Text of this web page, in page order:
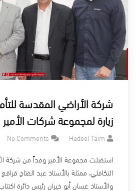
شركة الأراضي المقدسة
زيارة لمجموعة شركات الأمير
Hadeel Taim
No Comments
استقبلت مجموعة الأمير وفداً من شركة
التكافلي، ممثلة بالأستاذ عبد الفتاح
والأستاذ غسان أبو خيران رئيس دائرة